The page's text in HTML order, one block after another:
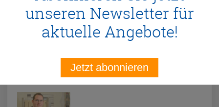
unseren Newsletter für
aktuelle Angebote!
Jetzt abonnieren
Kristina Klösser
manufactur@traco.de